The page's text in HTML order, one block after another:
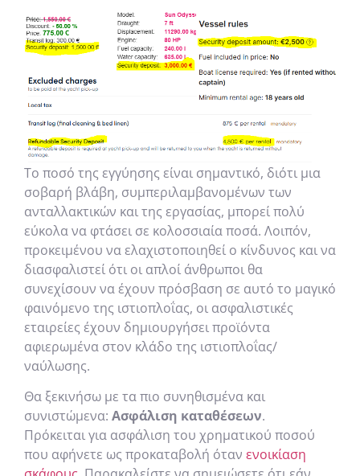
Το ποσό της εγγύησης είναι σημαντικό, διότι μια
σοβαρή βλάβη, συμπεριλαμβανομένων των
ανταλλακτικών και της εργασίας, μπορεί πολύ
εύκολα να φτάσει σε κολοσσιαία ποσά. Λοιπόν,
προκειμένου να ελαχιστοποιηθεί ο κίνδυνος και να
διασφαλιστεί ότι οι απλοί άνθρωποι θα
συνεχίσουν να έχουν πρόσβαση σε αυτό το μαγικό
φαινόμενο της ιστιοπλοΐας, οι ασφαλιστικές
εταιρείες έχουν δημιουργήσει προϊόντα
αφιερωμένα στον κλάδο της ιστιοπλοΐας/
ναύλωσης.
Θα ξεκινήσω με τα πιο συνηθισμένα και
συνιστώμενα: Ασφάλιση καταθέσεων.
Πρόκειται για ασφάλιση του χρηματικού ποσού
που αφήνετε ως προκαταβολή όταν ενοικίαση